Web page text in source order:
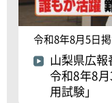
令和8年8月5日
山梨県広報
令和8年8
用試験」